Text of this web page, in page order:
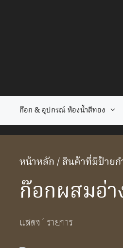
ก๊อก & อุปกรณ์ ห้องน้ำสีทอง
หน้าหลัก/ สินค้าที่มีป้ายก
ก๊อกผสมอ่า
แสดง 1 รายการ